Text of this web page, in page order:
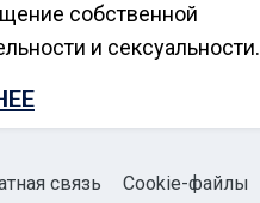
собственной
и сексуальности.
связь Cookie-файлы